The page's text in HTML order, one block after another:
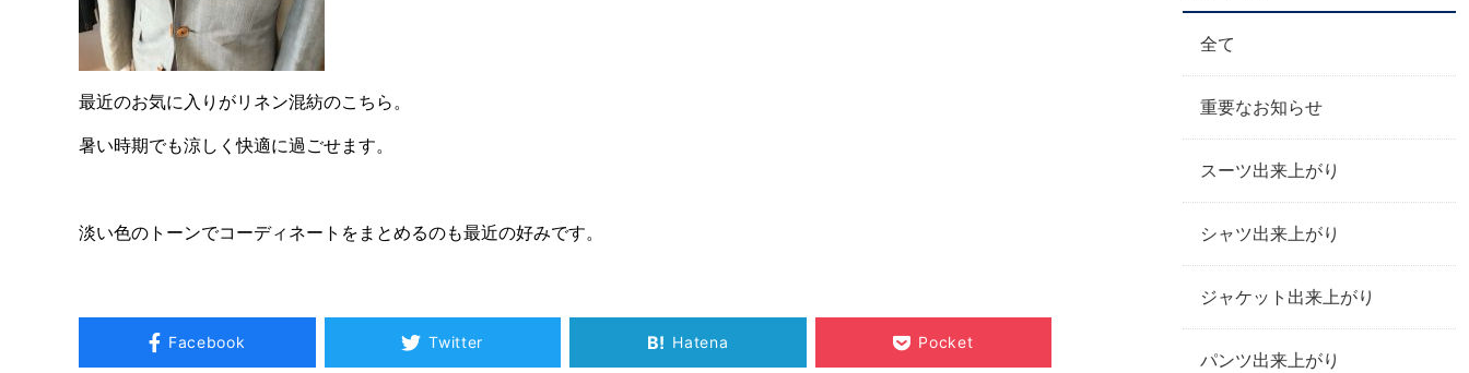
最近のお気に入りがリネン混紡のこちら。
暑い時期でも涼しく快適に過ごせます。
淡い色のトーンでコーディネートをまとめるのも最近の好みです。
Facebook Twitter B! Hatena Pocket
全て
重要なお知らせ
スーツ出来上がり
シャツ出来上がり
ジャケット出来上がり
パンツ出来上がり